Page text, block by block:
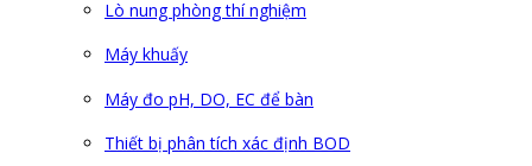
Lò nung phòng thí nghiệm
Máy khuấy
Máy đo pH, DO, EC để bàn
Thiết bị phân tích xác định BOD